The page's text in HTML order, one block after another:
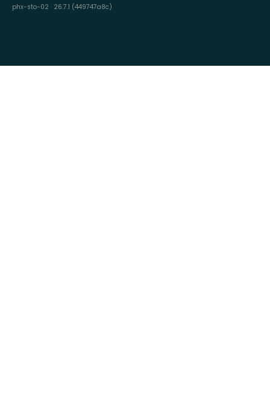
phx-sto-02 · 26.7.1 (449747a8c)